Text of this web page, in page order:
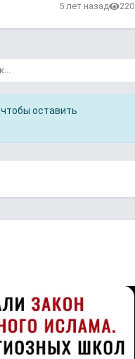
5 лет назад 220
чтобы оставить